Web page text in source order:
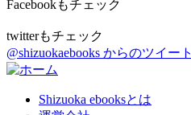
Facebookもチェック
twitterもチェック
@shizuokaebooks からのツイート
Shizuoka ebooksとは